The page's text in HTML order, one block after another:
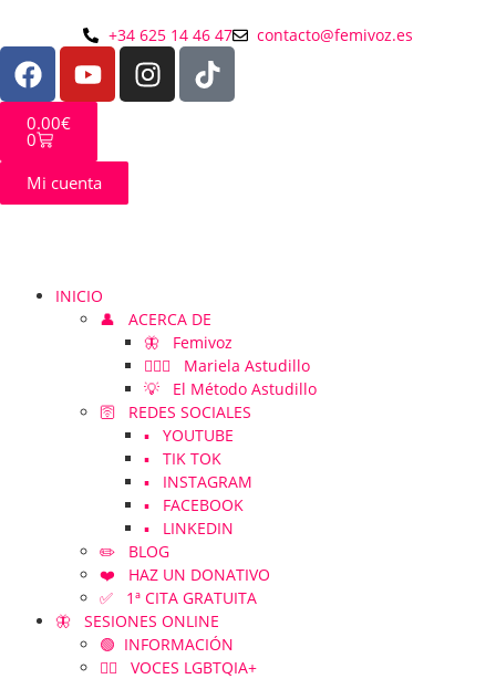
+34 625 14 46 47 contacto@femivoz.es
0.00€
0
Mi cuenta
INICIO
👤 ACERCA DE
🦋 Femivoz
👱🏻‍♀️ Mariela Astudillo
💡 El Método Astudillo
🛜 REDES SOCIALES
▪️ YOUTUBE
▪️ TIK TOK
▪️ INSTAGRAM
▪️ FACEBOOK
▪️ LINKEDIN
✏️ BLOG
❤️ HAZ UN DONATIVO
✅ 1ª CITA GRATUITA
🦋 SESIONES ONLINE
🟢 INFORMACIÓN
🏳️‍🌈 VOCES LGBTQIA+